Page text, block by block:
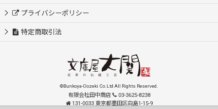
プライバシーポリシー
特定商取引法
©Bunkoya-Oozeki Co.Ltd All Rights Reserved.
有限会社田中商店
03-3625-8238
131-0033 東京都墨田区向島1-15-9